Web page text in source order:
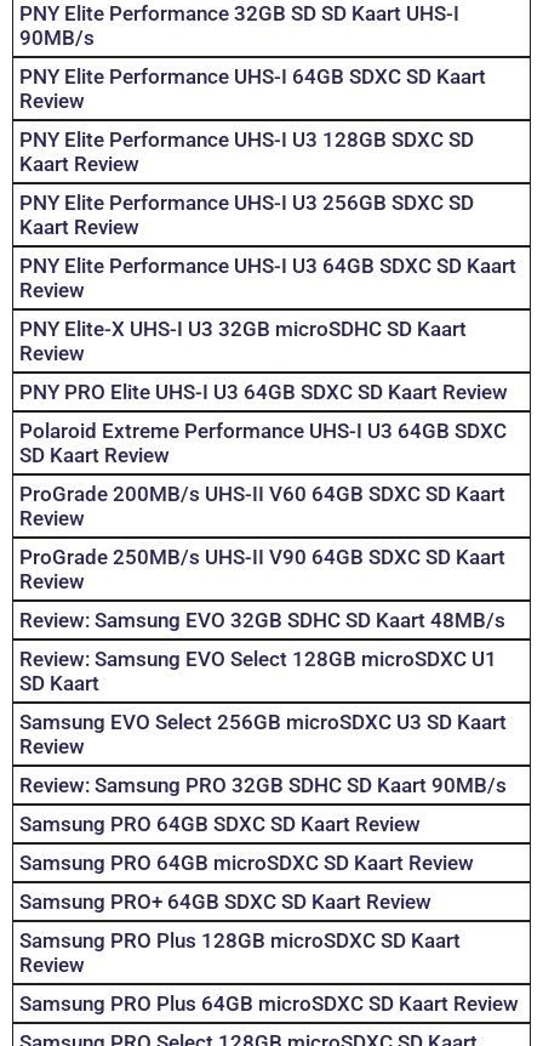
PNY Elite Performance 32GB SD SD Kaart UHS-I
90MB/s
PNY Elite Performance UHS-I 64GB SDXC SD Kaart
Review
PNY Elite Performance UHS-I U3 128GB SDXC SD
Kaart Review
PNY Elite Performance UHS-I U3 256GB SDXC SD
Kaart Review
PNY Elite Performance UHS-I U3 64GB SDXC SD Kaart
Review
PNY Elite-X UHS-I U3 32GB microSDHC SD Kaart
Review
PNY PRO Elite UHS-I U3 64GB SDXC SD Kaart Review
Polaroid Extreme Performance UHS-I U3 64GB SDXC
SD Kaart Review
ProGrade 200MB/s UHS-II V60 64GB SDXC SD Kaart
Review
ProGrade 250MB/s UHS-II V90 64GB SDXC SD Kaart
Review
Review: Samsung EVO 32GB SDHC SD Kaart 48MB/s
Review: Samsung EVO Select 128GB microSDXC U1
SD Kaart
Samsung EVO Select 256GB microSDXC U3 SD Kaart
Review
Review: Samsung PRO 32GB SDHC SD Kaart 90MB/s
Samsung PRO 64GB SDXC SD Kaart Review
Samsung PRO 64GB microSDXC SD Kaart Review
Samsung PRO+ 64GB SDXC SD Kaart Review
Samsung PRO Plus 128GB microSDXC SD Kaart
Review
Samsung PRO Plus 64GB microSDXC SD Kaart Review